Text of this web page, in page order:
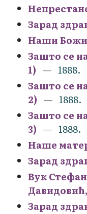
Зарад
Наши
Зашто се
1)
1888.
Зашто се
2)
1888.
Зашто се
3)
1888.
Наше
Зарад
Вук
Зарад